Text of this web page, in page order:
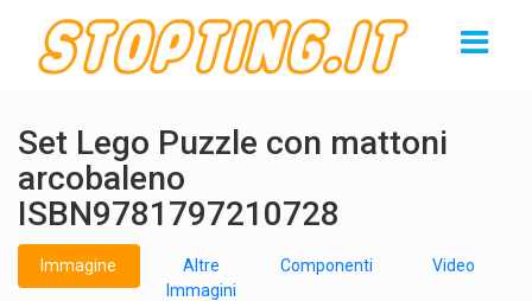
Set Lego Puzzle con mattoni
arcobaleno
ISBN9781797210728
Immagine
Altre
Immagini
Componenti Video